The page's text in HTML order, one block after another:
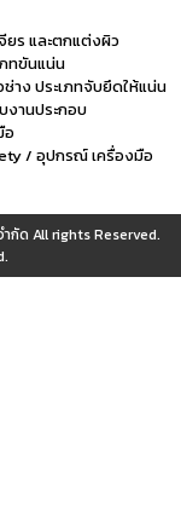
ร และตกแต่งผิว
ทขันแน่น
ง ประเภทจับยึดให้แน่น
งานประกอบ
อ
/ อุปกรณ์ เครื่องมือ
ำกัด All rights Reserved.